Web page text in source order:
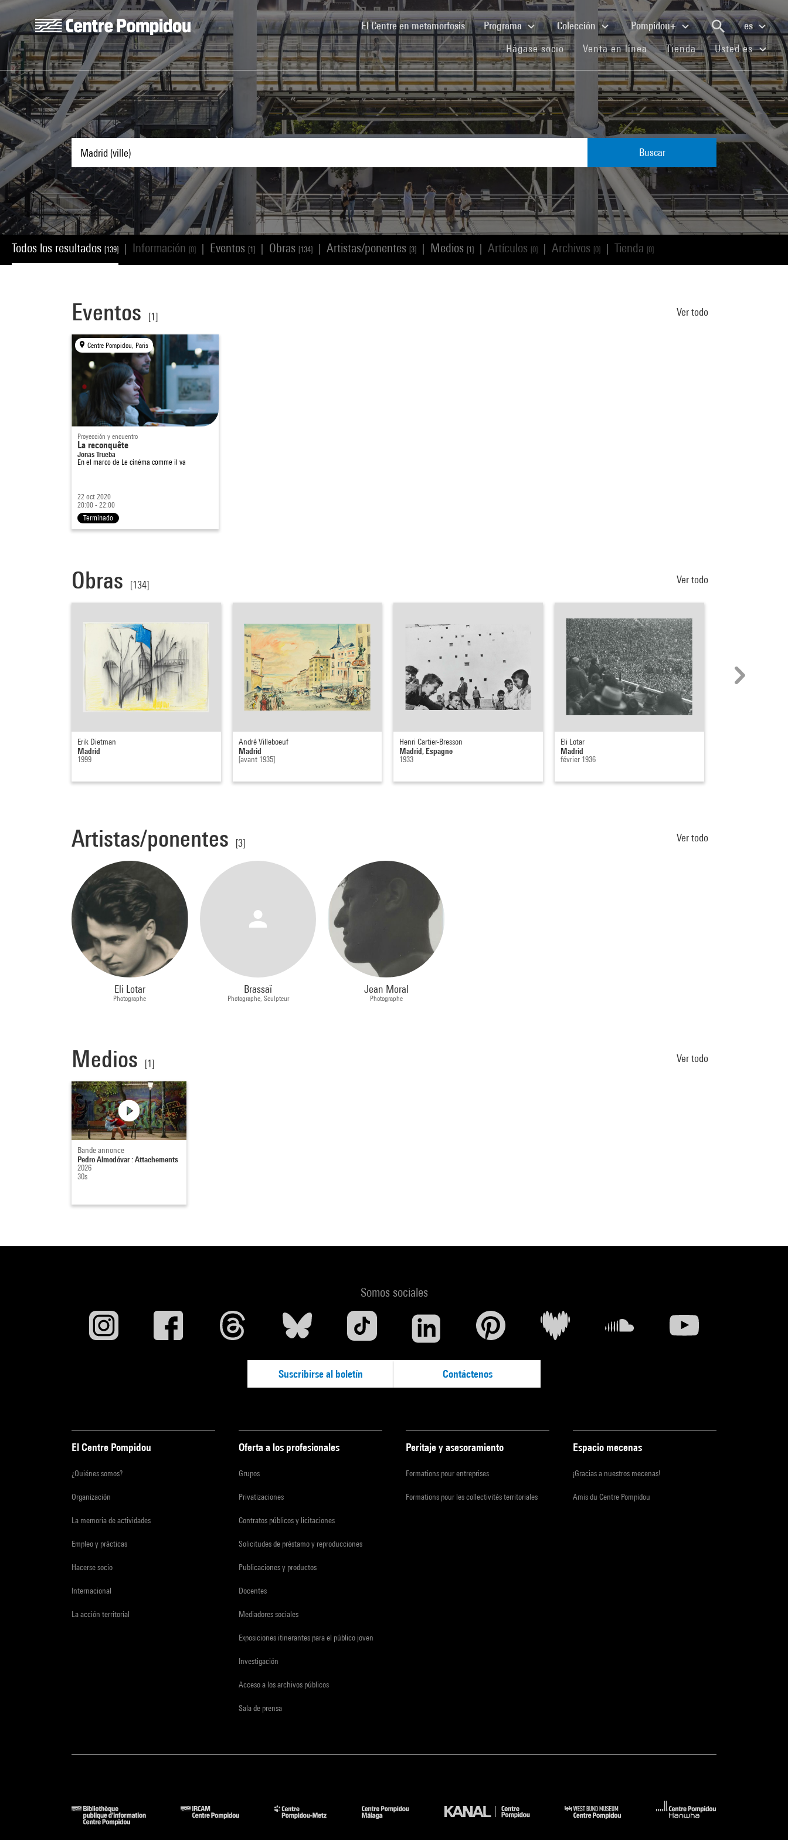
Skip to main content
Centre Pompidou
El Centre en metamorfosis(current)Programa Colección Pompidou+
es
Hágase socio(current)Venta en línea(current)
Tienda(current)Usted es
Buscar
Todos los resultados [139] Información [0] Eventos [1] Obras [134] Artistas/ponentes [3] Medios [1] Artículos [0] Archivos [0] Tienda [0]
Eventos [1] Ver todo
Centre Pompidou, Paris
Proyección y encuentro
La reconquête
Jonás Trueba
En el marco de Le cinéma comme il va
22 oct 2020
20:00 - 22:00
Terminado
Obras [134] Ver todo
Erik Dietman
Madrid
1999
André Villeboeuf
Madrid
[avant 1935]
Henri Cartier-Bresson
Madrid, Espagne
1933
Eli Lotar
Madrid
février 1936
Artistas/ponentes [3] Ver todo
Eli Lotar
Photographe
Brassaï
Photographe, Sculpteur
Jean Moral
Photographe
Medios [1] Ver todo
Bande annonce
Pedro Almodóvar : Attachements
2026
30s
Somos sociales
Suscribirse al boletín Contáctenos
El Centre Pompidou
¿Quiénes somos?
Organización
La memoria de actividades
Empleo y prácticas
Hacerse socio
Internacional
La acción territorial
Oferta a los profesionales
Grupos
Privatizaciones
Contratos públicos y licitaciones
Solicitudes de préstamo y reproducciones
Publicaciones y productos
Docentes
Mediadores sociales
Exposiciones itinerantes para el público joven
Investigación
Acceso a los archivos públicos
Sala de prensa
Peritaje y asesoramiento
Formations pour entreprises
Formations pour les collectivités territoriales
Espacio mecenas
¡Gracias a nuestros mecenas!
Amis du Centre Pompidou